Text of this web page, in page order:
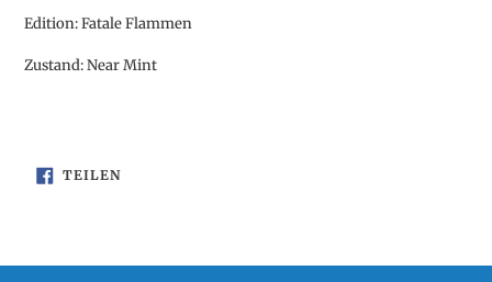
Edition: Fatale Flammen
Zustand: Near Mint
TEILENAUF
FACEBOOK